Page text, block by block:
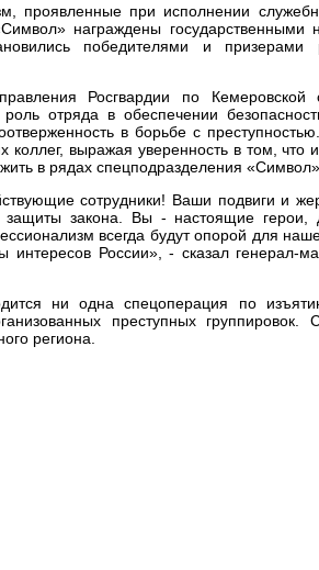
проявленные при исполнении
награждены государственными
победителями и призерами
Росгвардии по Кемеровской
отряда в обеспечении
в борьбе с
выражая уверенность в том, что
в рядах спецподразделения «Символ».
сотрудники! Ваши подвиги и
закона. Вы - настоящие герои,
всегда будут опорой для
интересов России», - сказал генерал-
ни одна спецоперация по
преступных группировок.
региона.